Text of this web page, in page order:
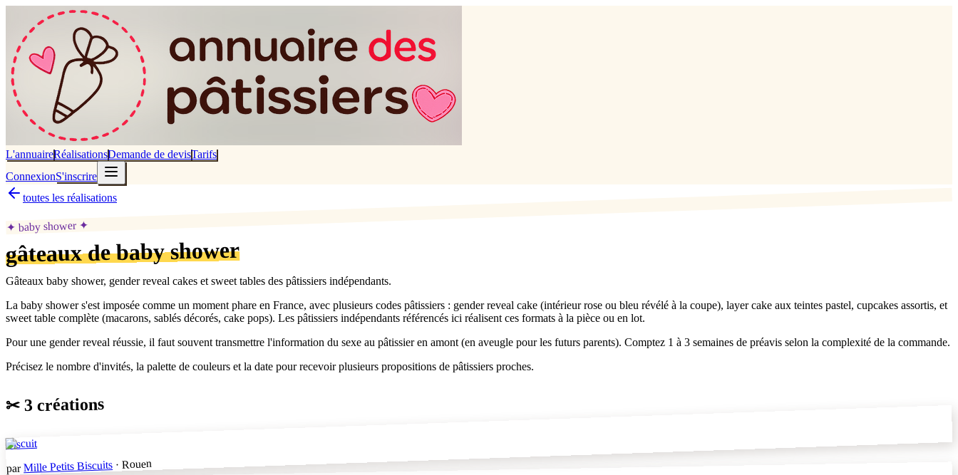
L'annuaireRéalisationsDemande de devisTarifs
ConnexionS'inscrire
toutes les réalisations
✦baby shower✦
gâteaux de baby shower
Gâteaux baby shower, gender reveal cakes et sweet tables des pâtissiers indépendants.
La baby shower s'est imposée comme un moment phare en France, avec plusieurs codes pâtissiers : gender reveal cake (intérieur rose ou bleu révélé à la coupe), layer cake aux teintes pastel, cupcakes assortis, et
sweet table complète (macarons, sablés décorés, cake pops). Les pâtissiers indépendants référencés ici réalisent ces formats à la pièce ou en lot.
Pour une gender reveal réussie, il faut souvent transmettre l'information du sexe au pâtissier en amont (en aveugle pour les futurs parents). Comptez 1 à 3 semaines de préavis selon la complexité de la commande.
Précisez le nombre d'invités, la palette de couleurs et la date pour recevoir plusieurs propositions de pâtissiers proches.
✂ 3 créations
Biscuit
par Mille Petits Biscuits· Rouen